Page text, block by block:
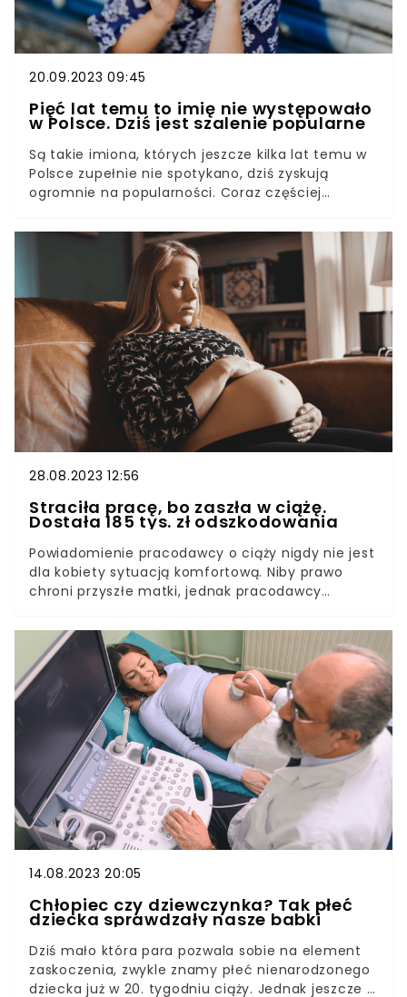
dziecko. Jakie jeszcze amulety mają taką moc?
20.09.2023 09:45
Pięć lat temu to imię nie występowało
w Polsce. Dziś jest szalenie popularne
Są takie imiona, których jeszcze kilka lat temu w
Polsce zupełnie nie spotykano, dziś zyskują
ogromnie na popularności. Coraz częściej
są oczywiste. Dziś w przedszkolach coraz mniej
jest Ań czy Uleniek, a coraz więcej dziewczynek o
niepowtarzalnych imionach.Wśród tych, które
polscy rodzice "odkryli" w ostatnich latach
zdecydowanie należy wspomnieć o Zorianie. To
imię w zasadzie nie pojawiało się w naszym kraju
przed 2020 rokiem, w 2022 roku wybrano je 14
razy, w pierwszej połowie 2023 nazwano tak pięć
dziewczynek. Jakie znaczenie ma o imię i co
wpływa na wzrost jego popularności?
28.08.2023 12:56
Straciła pracę, bo zaszła w ciążę.
Dostała 185 tys. zł odszkodowania
Powiadomienie pracodawcy o ciąży nigdy nie jest
dla kobiety sytuacją komfortową. Niby prawo
chroni przyszłe matki, jednak pracodawcy
kłopotu". Często młode kobiety zatrudniane są
na "śmieciówki", żeby w przypadku ciąży umowy
po prostu nie przedłużać. Jednak pracodawca
pani Pauliny przeszedł samego siebie. Mimo iż
kobieta miała z nim podpisaną umowę o pracę,
zwolnił ją, gdy poinformowała go o ciąży. W
dodatku zrobił to podstępem. Teraz musi
wypłacić młodej matce ponad 185 tys.
odszkodowania. Prawo jest po stronie ciężarnej.
14.08.2023 20:05
Chłopiec czy dziewczynka? Tak płeć
dziecka sprawdzały nasze babki
Dziś mało która para pozwala sobie na element
zaskoczenia, zwykle znamy płeć nienarodzonego
dziecka już w 20. tygodniu ciąży. Jednak jeszcze w